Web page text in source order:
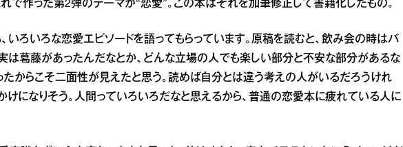
で作った第2弾のテーマが“恋愛”。この本はそれを加筆修正して書籍化したもの。
いろいろな恋愛エピソードを語ってもらっています。原稿を読むと、飲み会の時はバ
は葛藤があったんだなとか、どんな立場の人でも楽しい部分と不安な部分があるな
たからこそ二面性が見えたと思う。読めば自分とは違う考えの人がいるだろうけれ
けになりそう。人間っていろいろだなと思えるから、普通の恋愛本に疲れている人に